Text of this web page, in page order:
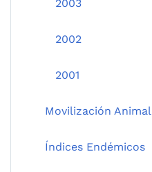
2003
2002
2001
Movilización Animal
Índices Endémicos